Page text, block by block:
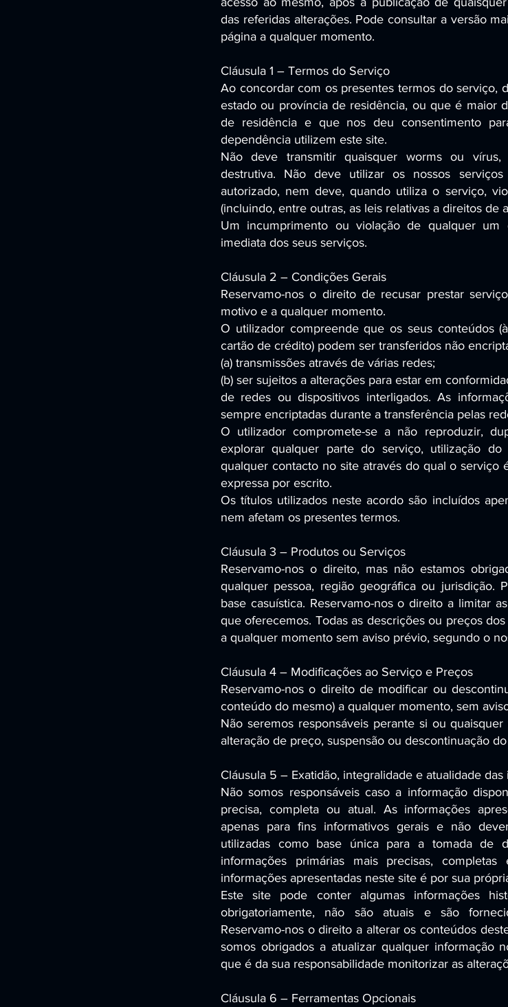
das referidas alterações. Pode consultar a versão
página a qualquer momento.
Cláusula 1 – Termos do Serviço
Ao concordar com os presentes termos do serviço,
estado ou província de residência, ou que é maior
de residência e que nos deu consentimento
dependência utilizem este site.
Não deve transmitir quaisquer worms ou
destrutiva. Não deve utilizar os nossos
autorizado, nem deve, quando utiliza o serviço,
(incluindo, entre outras, as leis relativas a direitos de
Um incumprimento ou violação de qualquer um
imediata dos seus serviços.
Cláusula 2 – Condições Gerais
Reservamo-nos o direito de recusar prestar
motivo e a qualquer momento.
O utilizador compreende que os seus conteúdos
cartão de crédito) podem ser transferidos não
(a) transmissões através de várias redes;
(b) ser sujeitos a alterações para estar em
de redes ou dispositivos interligados. As
sempre encriptadas durante a transferência pelas
O utilizador compromete-se a não reproduzir,
explorar qualquer parte do serviço, utilização
qualquer contacto no site através do qual o serviço
expressa por escrito.
Os títulos utilizados neste acordo são incluídos
nem afetam os presentes termos.
Cláusula 3 – Produtos ou Serviços
Reservamo-nos o direito, mas não estamos
qualquer pessoa, região geográfica ou jurisdição.
base casuística. Reservamo-nos o direito a limitar
que oferecemos. Todas as descrições ou preços
a qualquer momento sem aviso prévio, segundo o
Cláusula 4 – Modificações ao Serviço e Preços
Reservamo-nos o direito de modificar ou
conteúdo do mesmo) a qualquer momento, sem
Não seremos responsáveis perante si ou
alteração de preço, suspensão ou descontinuação
Cláusula 5 – Exatidão, integralidade e atualidade das
Não somos responsáveis caso a informação
precisa, completa ou atual. As informações
apenas para fins informativos gerais e não
utilizadas como base única para a tomada de
informações primárias mais precisas,
informações apresentadas neste site é por sua
Este site pode conter algumas informações
obrigatoriamente, não são atuais e são
Reservamo-nos o direito a alterar os conteúdos
somos obrigados a atualizar qualquer informação
que é da sua responsabilidade monitorizar as
Cláusula 6 – Ferramentas Opcionais